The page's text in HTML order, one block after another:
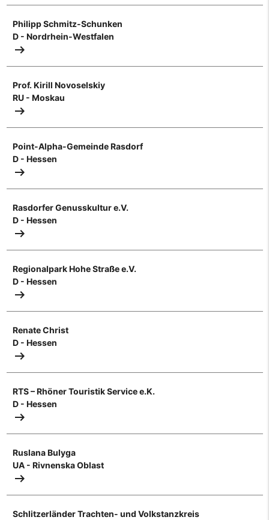
Philipp Schmitz-Schunken
D - Nordrhein-Westfalen
arrow_right_alt
Prof. Kirill Novoselskiy
RU - Moskau
arrow_right_alt
Point-Alpha-Gemeinde Rasdorf
D - Hessen
arrow_right_alt
Rasdorfer Genusskultur e.V.
D - Hessen
arrow_right_alt
Regionalpark Hohe Straße e.V.
D - Hessen
arrow_right_alt
Renate Christ
D - Hessen
arrow_right_alt
RTS – Rhöner Touristik Service e.K.
D - Hessen
arrow_right_alt
Ruslana Bulyga
UA - Rivnenska Oblast
arrow_right_alt
Schlitzerländer Trachten- und Volkstanzkreis